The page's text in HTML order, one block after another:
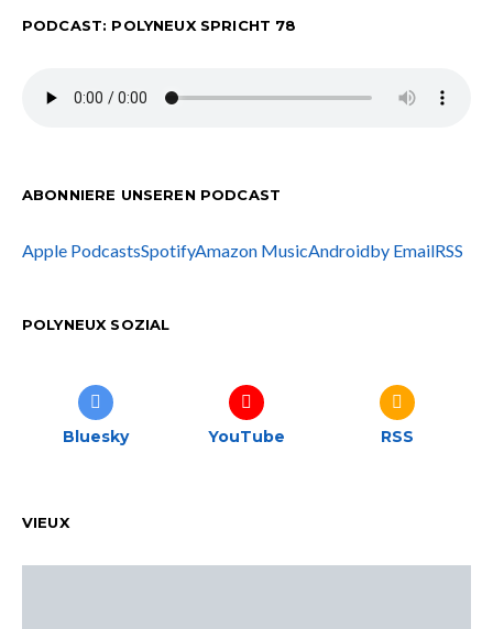
PODCAST: POLYNEUX SPRICHT 78
ABONNIERE UNSEREN PODCAST
Apple PodcastsSpotifyAmazon MusicAndroidby EmailRSS
POLYNEUX SOZIAL
Bluesky YouTube RSS
VIEUX